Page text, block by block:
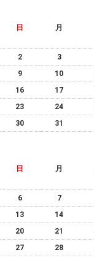
日 月
2
3
9
10
16
17
23
24
30
31
日 月
6
7
13
14
20
21
27
28